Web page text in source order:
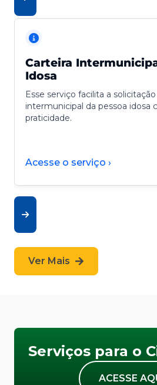
Carteira
Idosa
Esse serviço facilita a
intermunicipal da pessoa idosa
praticidade.
Acesse o serviço ›
Ver Mais
Serviços para o
ACESSE